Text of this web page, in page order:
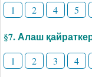
1 2 4 5
§7. Алаш
1 2 3 4